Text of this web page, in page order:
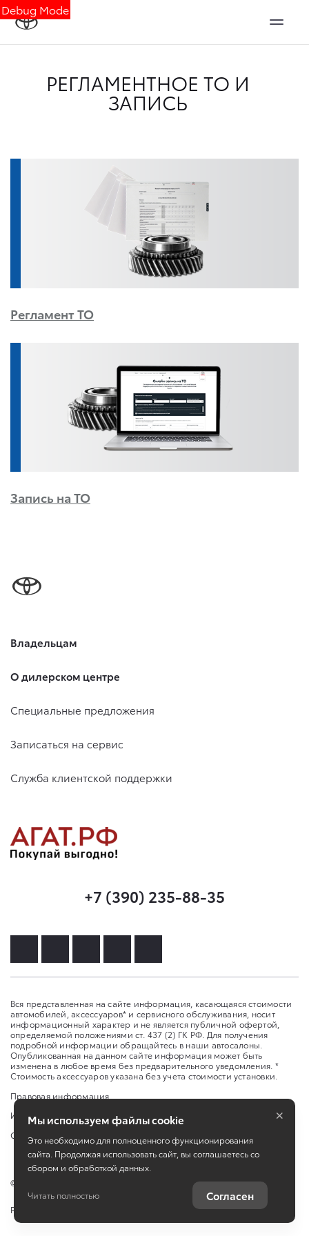
Debug Mode
РЕГЛАМЕНТНОЕ ТО И
ЗАПИСЬ
Регламент ТО
Запись на ТО
Владельцам
О дилерском центре
Специальные предложения
Записаться на сервис
Служба клиентской поддержки
+7 (390) 235-88-35
Вся представленная на сайте информация, касающаяся стоимости
автомобилей, аксессуаров* и сервисного обслуживания, носит
информационный характер и не является публичной офертой,
определяемой положениями ст. 437 (2) ГК РФ. Для получения
подробной информации обращайтесь в наши автосалоны.
Опубликованная на данном сайте информация может быть
изменена в любое время без предварительного уведомления. *
Стоимость аксессуаров указана без учета стоимости установки.
Правовая информация
Изменить настройку cookies
Сбросить cookie
©
Работает на технологиях
Мы используем файлы cookie
Это необходимо для полноценного функционирования
сайта. Продолжая использовать сайт, вы соглашаетесь со
сбором и обработкой данных.
Читать полностью Согласен
×